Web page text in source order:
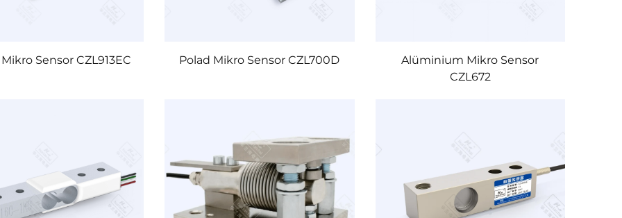
Sensor CZL913EC Polad Mikro Sensor CZL700D
Alüminium Mikro Sensor
CZL672